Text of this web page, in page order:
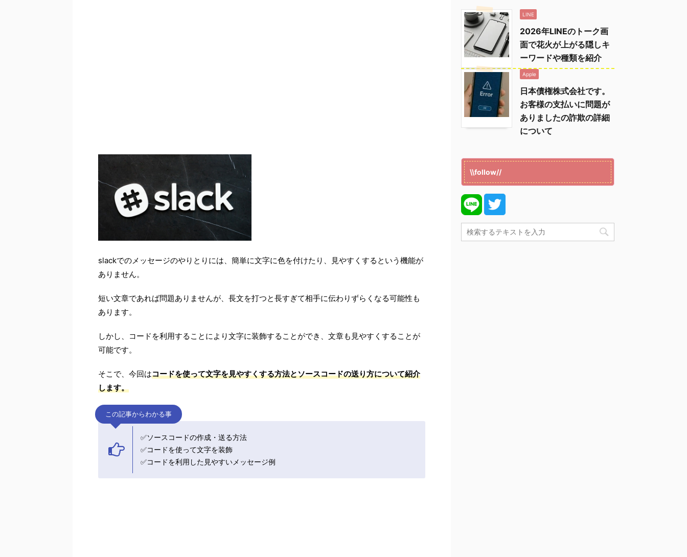
slackでのメッセージのやりとりには、簡単に文字に色を付けたり、見やすくするという機能が
ありません。
短い文章であれば問題ありませんが、長文を打つと長すぎて相手に伝わりずらくなる可能性も
あります。
しかし、コードを利用することにより文字に装飾することができ、文章も見やすくすることが
可能です。
そこで、今回はコードを使って文字を見やすくする方法とソースコードの送り方について紹介
します。
この記事からわかる事
✅ソースコードの作成・送る方法
✅コードを使って文字を装飾
✅コードを利用した見やすいメッセージ例
LINE
2026年LINEのトーク画
面で花火が上がる隠しキ
ーワードや種類を紹介
Apple
日本債権株式会社です。
お客様の支払いに問題が
ありましたの詐欺の詳細
について
\\follow//